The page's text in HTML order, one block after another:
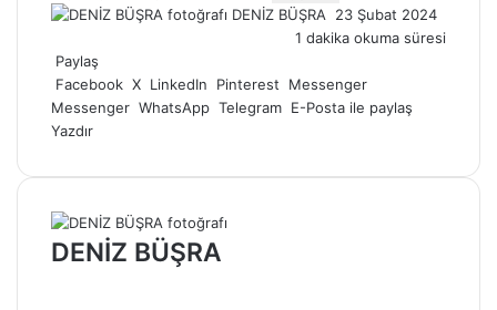
DENİZ BÜŞRA
Bir
e-
göndermek
23 Şubat 2024
1 dakika okuma süresi
Paylaş
Facebook X LinkedIn Pinterest
Messenger
Messenger WhatsApp Telegram E-Posta ile paylaş
Yazdır
DENİZ BÜŞRA